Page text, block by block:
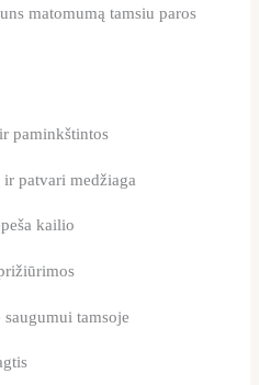
matomumą tamsiu paros
paminkštintos
patvari medžiaga
kailio
tamsoje